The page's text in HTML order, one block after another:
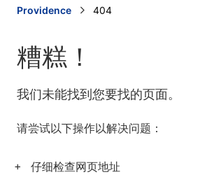
Providence Current:
404
糟糕！
我们未能找到您要找的页面。
请尝试以下操作以解决问题：
仔细检查网页地址